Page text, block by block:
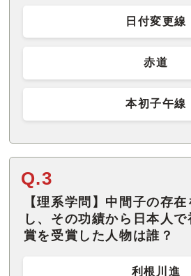
日付変更線
赤道
本初子午線
Q.3
【理系学問】中間子の存
し、その功績から日本人
賞を受賞した人物は誰？
利根川進